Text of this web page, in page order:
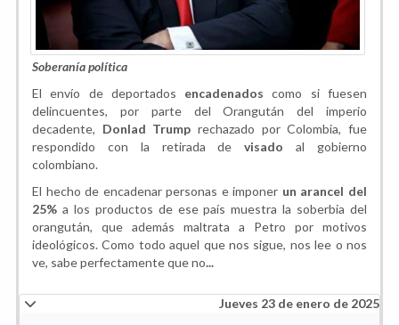
Soberanía política
El envío de deportados encadenados como si fuesen
delincuentes, por parte del Orangután del imperio
decadente, Donlad Trump rechazado por Colombia, fue
respondido con la retirada devisado al gobierno
colombiano.
El hecho de encadenar personas e imponer un arancel del
25% a los productos de ese país muestra la soberbia del
orangután, que además maltrata a Petro por motivos
ideológicos. Como todo aquel que nos sigue, nos lee o nos
ve, sabe perfectamente que no...
Jueves 23 de enero de 2025